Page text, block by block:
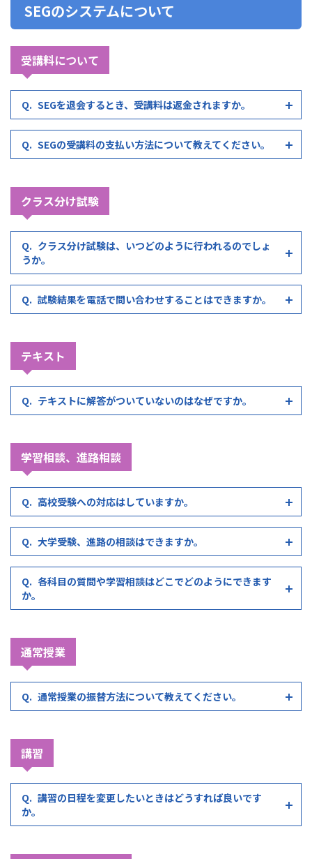
SEGのシステムについて
受講料について
SEGを退会するとき、受講料は返金されますか。
SEGの受講料の支払い方法について教えてください。
クラス分け試験
クラス分け試験は、いつどのように行われるのでしょ
うか。
試験結果を電話で問い合わせすることはできますか。
テキスト
テキストに解答がついていないのはなぜですか。
学習相談、進路相談
高校受験への対応はしていますか。
大学受験、進路の相談はできますか。
各科目の質問や学習相談はどこでどのようにできます
か。
通常授業
通常授業の振替方法について教えてください。
講習
講習の日程を変更したいときはどうすれば良いです
か。